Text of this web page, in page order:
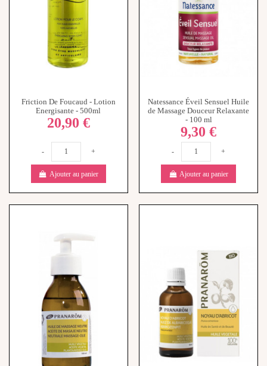
Friction De Foucaud - Lotion
Energisante - 500ml
20,90 €
- +
Ajouter au panier
Natessance Éveil Sensuel Huile
de Massage Douceur Relaxante
- 100 ml
9,30 €
- +
Ajouter au panier